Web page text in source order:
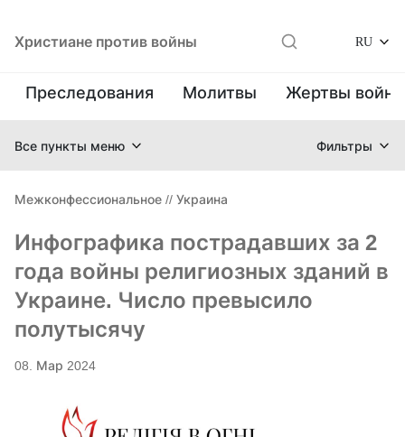
Христиане против войны RU
Преследования Молитвы Жертвы
Все пункты меню Фильтры
Межконфессиональное // Украина
Инфографика пострадавших за 2
года войны религиозных зданий в
Украине. Число превысило
полутысячу
08. Мар 2024